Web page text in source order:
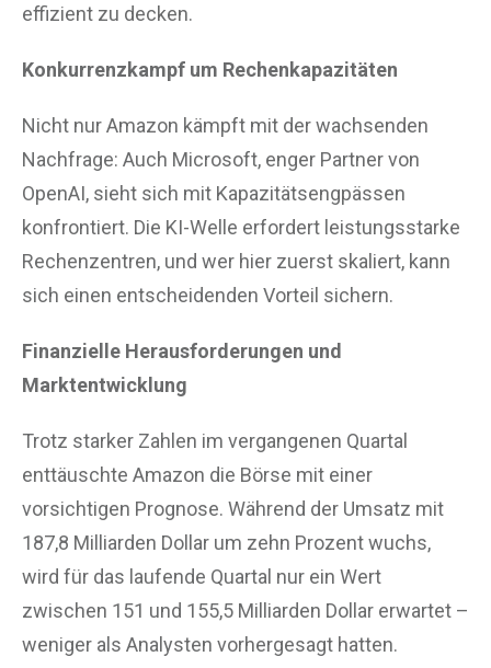
effizient zu decken.
Konkurrenzkampf um Rechenkapazitäten
Nicht nur Amazon kämpft mit der wachsenden
Nachfrage: Auch Microsoft, enger Partner von
OpenAI, sieht sich mit Kapazitätsengpässen
konfrontiert. Die KI-Welle erfordert leistungsstarke
Rechenzentren, und wer hier zuerst skaliert, kann
sich einen entscheidenden Vorteil sichern.
Finanzielle Herausforderungen und
Marktentwicklung
Trotz starker Zahlen im vergangenen Quartal
enttäuschte Amazon die Börse mit einer
vorsichtigen Prognose. Während der Umsatz mit
187,8 Milliarden Dollar um zehn Prozent wuchs,
wird für das laufende Quartal nur ein Wert
zwischen 151 und 155,5 Milliarden Dollar erwartet –
weniger als Analysten vorhergesagt hatten.